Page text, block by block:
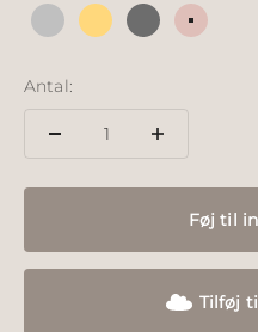
Sølv 18k forgyldt sølv
Sølv sort
18k
Antal:
Føj til
Tilføj